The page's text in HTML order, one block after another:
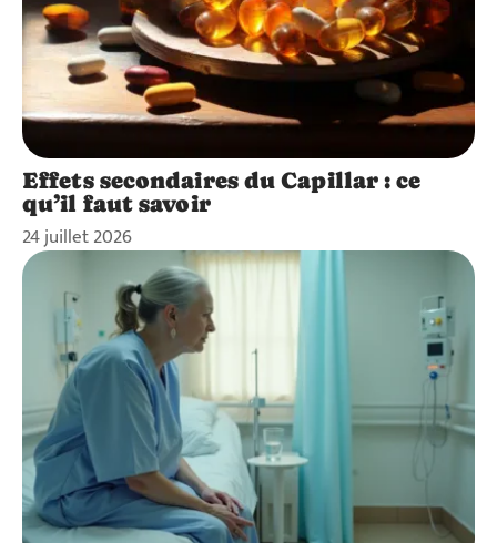
Effets secondaires du Capillar : ce
qu’il faut savoir
24 juillet 2026